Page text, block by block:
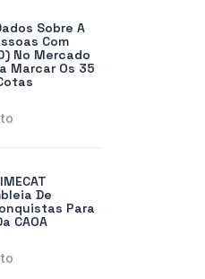
Sobre A
Com
No Mercado
Marcar Os 35
De
Para
CAOA